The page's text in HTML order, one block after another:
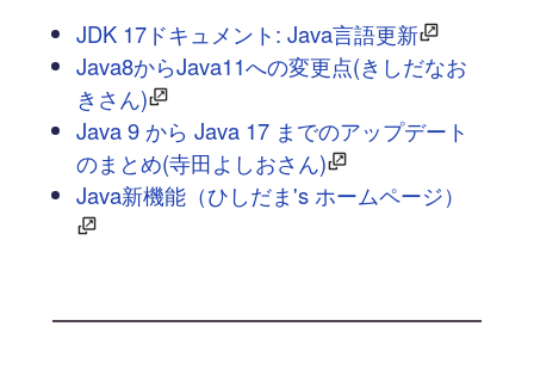
JDK 17ドキュメント: Java言語更新
Java8からJava11への変更点(きしだなお
きさん)
Java 9 から Java 17 までのアップデート
のまとめ(寺田よしおさん)
Java新機能（ひしだま's ホームページ）